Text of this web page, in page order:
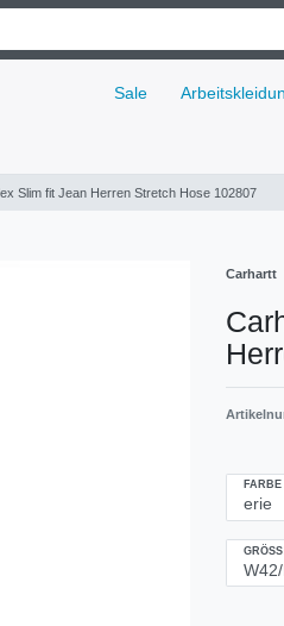
Sale
Slim fit Jean Herren Stretch Hose 102807
Carhartt
FARBE
GRÖSSE